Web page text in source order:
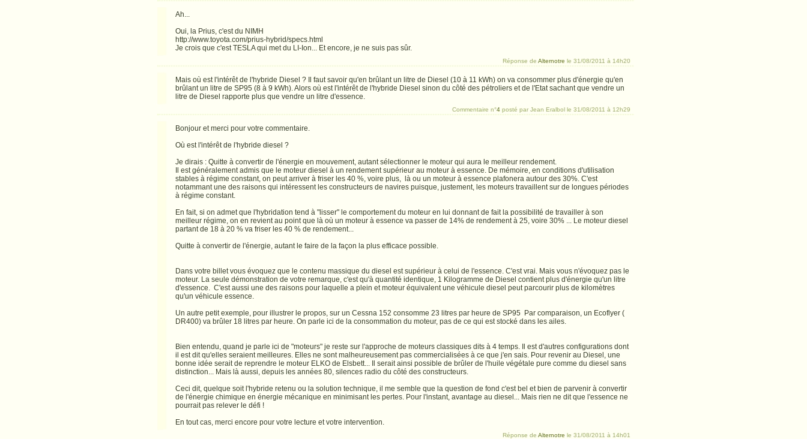
Ah...
Oui, la Prius, c'est du NIMH
http://www.toyota.com/prius-hybrid/specs.html
Je crois que c'est TESLA qui met du LI-Ion... Et encore, je ne suis pas sûr.
Réponse deAlternotre le 31/08/2011 à 14h20
Mais où est l'intérêt de l'hybride Diesel ? Il faut savoir qu'en brûlant un litre de Diesel (10 à 11 kWh) on va consommer plus d'énergie qu'en
brûlant un litre de SP95 (8 à 9 kWh). Alors où est l'intérêt de l'hybride Diesel sinon du côté des pétroliers et de l'Etat sachant que vendre un
litre de Diesel rapporte plus que vendre un litre d'essence.
Commentaire n°4 posté par Jean Eralbol le 31/08/2011 à 12h29
Bonjour et merci pour votre commentaire.
Où est l'intérêt de l'hybride diesel ?
Je dirais : Quitte à convertir de l'énergie en mouvement, autant sélectionner le moteur qui aura le meilleur rendement.
Il est généralement admis que le moteur diesel à un rendement supérieur au moteur à essence. De mémoire, en conditions d'utilisation
stables à régime constant, on peut arriver à friser les 40 %, voire plus, là ou un moteur à essence plafonera autour des 30%. C'est
notammant une des raisons qui intéressent les constructeurs de navires puisque, justement, les moteurs travaillent sur de longues périodes
à régime constant.
En fait, si on admet que l'hybridation tend à "lisser" le comportement du moteur en lui donnant de fait la possibilité de travailler à son
meilleur régime, on en revient au point que là où un moteur à essence va passer de 14% de rendement à 25, voire 30% ... Le moteur diesel
partant de 18 à 20 % va friser les 40 % de rendement...
Quitte à convertir de l'énergie, autant le faire de la façon la plus efficace possible.
Dans votre billet vous évoquez que le contenu massique du diesel est supérieur à celui de l'essence. C'est vrai. Mais vous n'évoquez pas le
moteur. La seule démonstration de votre remarque, c'est qu'à quantité identique, 1 Kilogramme de Diesel contient plus d'énergie qu'un litre
d'essence. C'est aussi une des raisons pour laquelle a plein et moteur équivalent une véhicule diesel peut parcourir plus de kilomètres
qu'un véhicule essence.
Un autre petit exemple, pour illustrer le propos, sur un Cessna 152 consomme 23 litres par heure de SP95 Par comparaison, un Ecoflyer (
DR400) va brûler 18 litres par heure. On parle ici de la consommation du moteur, pas de ce qui est stocké dans les ailes.
Bien entendu, quand je parle ici de "moteurs" je reste sur l'approche de moteurs classiques dits à 4 temps. Il est d'autres configurations dont
il est dit qu'elles seraient meilleures. Elles ne sont malheureusement pas commercialisées à ce que j'en sais. Pour revenir au Diesel, une
bonne idée serait de reprendre le moteur ELKO de Elsbett... Il serait ainsi possible de brûler de l'huile végétale pure comme du diesel sans
distinction... Mais là aussi, depuis les années 80, silences radio du côté des constructeurs.
Ceci dit, quelque soit l'hybride retenu ou la solution technique, il me semble que la question de fond c'est bel et bien de parvenir à convertir
de l'énergie chimique en énergie mécanique en minimisant les pertes. Pour l'instant, avantage au diesel... Mais rien ne dit que l'essence ne
pourrait pas relever le défi !
En tout cas, merci encore pour votre lecture et votre intervention.
Réponse deAlternotre le 31/08/2011 à 14h01